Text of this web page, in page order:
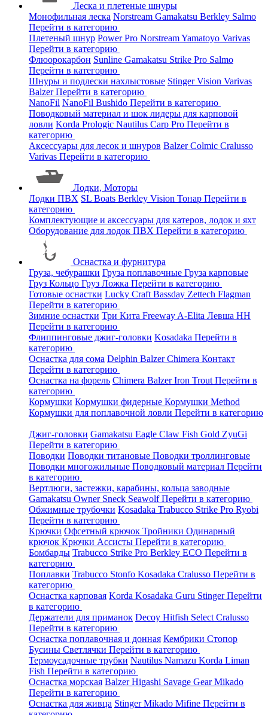
Леска и плетеные шнуры
Монофильная леска Norstream Gamakatsu Berkley Salmo
Перейти в категорию
Плетеный шнур Power Pro NorstreamYamatoyo Varivas
Перейти в категорию
Флюорокарбон Sunline Gamakatsu Strike Pro Salmo
Перейти в категорию
Шнуры и подлески нахлыстовые StingerVision Varivas
BalzerПерейти в категорию
NanoFil NanoFil Bushido Перейти в категорию
Поводковый материал и шок лидеры для карповой
ловли Korda Prologic Nautilus Carp Pro Перейти в
категорию
Аксессуары для лесок и шнуров BalzerColmic Cralusso
Varivas Перейти в категорию
Лодки, Моторы
Лодки ПВХ SL Boats Berkley Vision Тонар Перейти в
категорию
Комплектующие и аксессуары для катеров, лодок и яхт
Оборудование для лодок ПВХ Перейти в категорию
Оснастка и фурнитура
Груза, чебурашки Груза поплавочные Груза карповые
Груз Кольцо Груз Ложка Перейти в категорию
Готовые оснастки Lucky Craft Bassday Zettech Flagman
Перейти в категорию
Зимние оснастки Три Кита Freeway A-Elita Левша НН
Перейти в категорию
Флиппинговые джиг-головки Kosadaka Перейти в
категорию
Оснастка для сома Delphin BalzerChimera Контакт
Перейти в категорию
Оснастка на форель Chimera BalzerIron Trout Перейти в
категорию
Кормушки Кормушки фидерные Кормушки Method
Кормушки для поплавочной ловли Перейти в категорию
Джиг-головки Gamakatsu Eagle Claw Fish Gold ZyuGi
Перейти в категорию
Поводки Поводки титановые Поводки троллинговые
Поводки многожильные Поводковый материал Перейти
в категорию
Вертлюги, застежки, карабины, кольца заводные
Gamakatsu Owner Sneck SeawolfПерейти в категорию
Обжимные трубочки Kosadaka Trabucco Strike Pro Ryobi
Перейти в категорию
Крючки Офсетный крючок Тройники Одинарный
крючок Крючки Ассисты Перейти в категорию
Бомбарды Trabucco Strike Pro Berkley ECO Перейти в
категорию
Поплавки Trabucco Stonfo Kosadaka Cralusso Перейти в
категорию
Оснастка карповая Korda Kosadaka Guru StingerПерейти
в категорию
Держатели для приманок Decoy Hitfish Select Cralusso
Перейти в категорию
Оснастка поплавочная и донная Кембрики Стопор
Бусины Светлячки Перейти в категорию
Термоусадочные трубки Nautilus Namazu Korda Liman
Fish Перейти в категорию
Оснастка морская BalzerHigashi Savage GearMikado
Перейти в категорию
Оснастка для живца StingerMikado Mifine Перейти в